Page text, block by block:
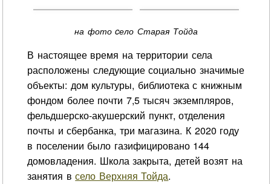
на фото cело Старая Тойда
В настоящее время на территории села
расположены следующие социально значимые
объекты: дом культуры, библиотека с книжным
фондом более почти 7,5 тысяч экземпляров,
фельдшерско-акушерский пункт, отделения
почты и сбербанка, три магазина. К 2020 году
в поселении было газифицировано 144
домовладения. Школа закрыта, детей возят на
занятия всело Верхняя Тойда.